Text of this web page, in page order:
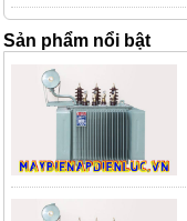
Sản phẩm nổi bật